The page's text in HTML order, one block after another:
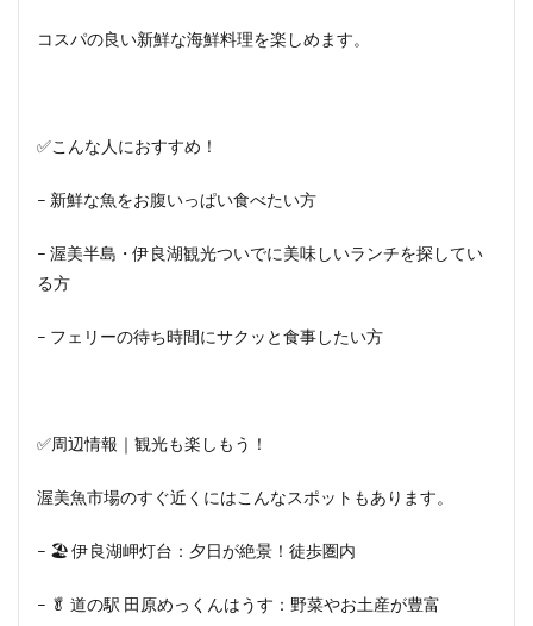
コスパの良い新鮮な海鮮料理を楽しめます。
✅こんな人におすすめ！
– 新鮮な魚をお腹いっぱい食べたい方
– 渥美半島・伊良湖観光ついでに美味しいランチを探してい
る方
– フェリーの待ち時間にサクッと食事したい方
✅周辺情報｜観光も楽しもう！
渥美魚市場のすぐ近くにはこんなスポットもあります。
– 🏖 伊良湖岬灯台：夕日が絶景！徒歩圏内
– 🥬 道の駅 田原めっくんはうす：野菜やお土産が豊富